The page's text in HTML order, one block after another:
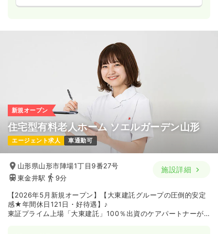
新規オープン
住宅型有料老人ホーム ソエルガーデン山形
エージェント求人 車通勤可
山形県山形市陣場1丁目9番27号
東金井駅
9分
施設詳細
【2026年5月新規オープン】【大東建託グループの圧倒的安定
感★年間休日121日・好待遇】♪
東証プライム上場「大東建託」100％出資のケアパートナーが